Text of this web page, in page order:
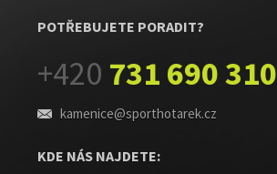
POTŘEBUJETE PORADIT?
+420 731 690 310
kamenice@sporthotarek.cz
KDE NÁS NAJDETE: